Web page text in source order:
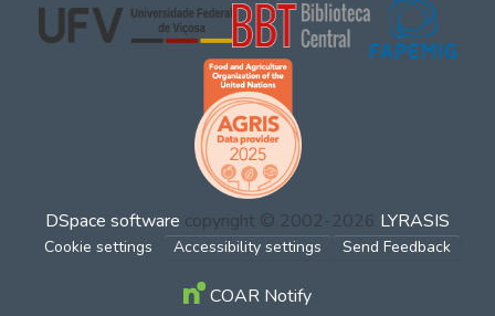
DSpace software copyright © 2002-2026 LYRASIS
Cookie settings Accessibility settings Send Feedback
COAR Notify